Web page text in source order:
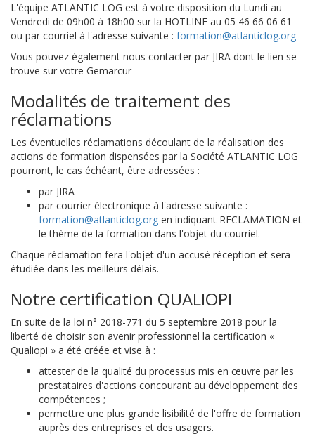
L'équipe ATLANTIC LOG est à votre disposition du Lundi au
Vendredi de 09h00 à 18h00 sur la HOTLINE au 05 46 66 06 61
ou par courriel à l'adresse suivante : formation@atlanticlog.org
Vous pouvez également nous contacter par JIRA dont le lien se
trouve sur votre Gemarcur
Modalités de traitement des
réclamations
Les éventuelles réclamations découlant de la réalisation des
actions de formation dispensées par la Société ATLANTIC LOG
pourront, le cas échéant, être adressées :
par JIRA
par courrier électronique à l'adresse suivante :
formation@atlanticlog.org en indiquant RECLAMATION et
le thème de la formation dans l'objet du courriel.
Chaque réclamation fera l'objet d'un accusé réception et sera
étudiée dans les meilleurs délais.
Notre certification QUALIOPI
En suite de la loi n° 2018-771 du 5 septembre 2018 pour la
liberté de choisir son avenir professionnel la certification «
Qualiopi » a été créée et vise à :
attester de la qualité du processus mis en œuvre par les
prestataires d'actions concourant au développement des
compétences ;
permettre une plus grande lisibilité de l'offre de formation
auprès des entreprises et des usagers.